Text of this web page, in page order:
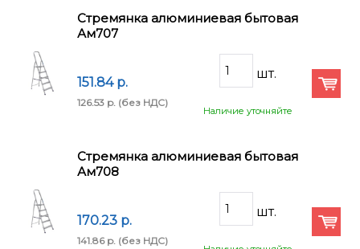
Стремянка алюминиевая бытовая
Ам707
151.84 p.
126.53 p. (без НДС)
Наличие уточняйте
Стремянка алюминиевая бытовая
Ам708
170.23 p.
141.86 p. (без НДС)